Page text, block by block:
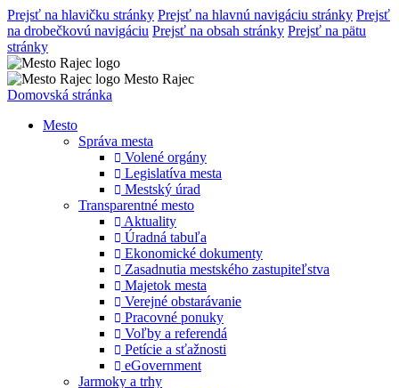
Prejsť na hlavičku stránky Prejsť na hlavnú navigáciu stránky Prejsť
na drobečkovú navigáciu Prejsť na obsah stránky Prejsť na pätu
stránky
Mesto Rajec
Domovská stránka
Mesto
Správa mesta
Volené orgány
Legislatíva mesta
Mestský úrad
Transparentné mesto
Aktuality
Úradná tabuľa
Ekonomické dokumenty
Zasadnutia mestského zastupiteľstva
Majetok mesta
Verejné obstarávanie
Pracovné ponuky
Voľby a referendá
Petície a sťažnosti
eGovernment
Jarmoky a trhy